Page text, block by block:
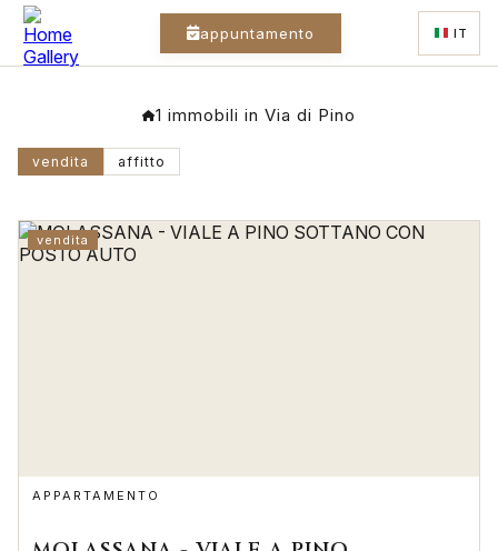
appuntamento IT
1 immobili in Via di Pino
vendita affitto
vendita
APPARTAMENTO